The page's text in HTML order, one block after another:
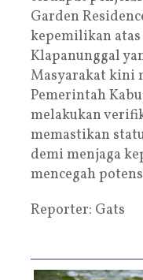
Garden
kepemilikan
Klapanunggal
Masyarakat kini
Pemerintah
melakukan
memastikan
demi menjaga
mencegah
Reporter: Gats